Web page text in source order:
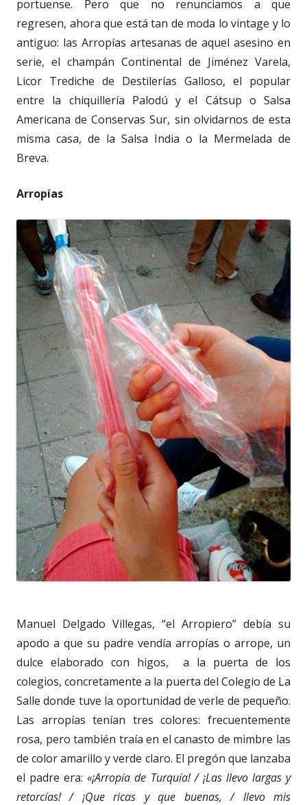
portuense. Pero que no renunciamos a que
regresen, ahora que está tan de moda lo vintage y lo
antiguo: las Arropías artesanas de aquel asesino en
serie, el champán Continental de Jiménez Varela,
Licor Trediche de Destilerías Galloso, el popular
entre la chiquillería Palodú y el Cátsup o Salsa
Americana de Conservas Sur, sin olvidarnos de esta
misma casa, de la Salsa India o la Mermelada de
Breva.
Arropías
Manuel Delgado Villegas, “el Arropiero” debía su
apodo a que su padre vendía arropías o arrope, un
dulce elaborado con higos, a la puerta de los
colegios, concretamente a la puerta del Colegio de La
Salle donde tuve la oportunidad de verle de pequeño.
Las arropías tenían tres colores: frecuentemente
rosa, pero también traía en el canasto de mimbre las
de color amarillo y verde claro. El pregón que lanzaba
el padre era:«¡Arropía de Turquía! / ¡Las llevo largas y
retorcías! / ¡Que ricas y que buenas, / llevo mis